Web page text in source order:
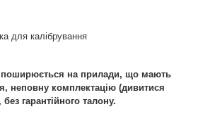
для калібрування
поширюється на прилади, що мають
неповну комплектацію (дивитися
гарантійного талону.